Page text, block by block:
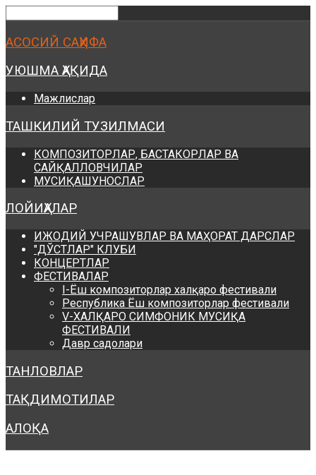
АСОСИЙ САҲИФА
УЮШМА ҲАҚИДА
Мажлислар
ТАШКИЛИЙ ТУЗИЛМАСИ
КОМПОЗИТОРЛАР, БАСТАКОРЛАР ВА
САЙҚАЛЛОВЧИЛАР
МУСИҚАШУНОСЛАР
ЛОЙИҲАЛАР
ИЖОДИЙ УЧРАШУВЛАР ВА МАҲОРАТ ДАРСЛАР
"ДЎСТЛАР" КЛУБИ
КОНЦЕРТЛАР
ФЕСТИВАЛАР
I-Ёш композиторлар халқаро фестивали
Республика Ёш композиторлар фестивали
V-ХАЛҚАРО СИМФОНИК МУСИҚА
ФЕСТИВАЛИ
Давр садолари
ТАНЛОВЛАР
ТАҚДИМОТИЛАР
АЛОҚА
Предыдущий
год
Предыдущий
месяц
Следующий
год
Следующий
месяц